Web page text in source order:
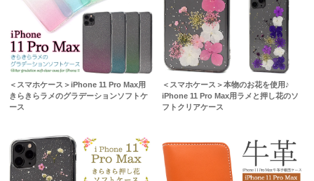
＜スマホケース＞iPhone 11 Pro Max用
きらきらラメのグラデーションソフトケ
ース
＜スマホケース＞本物のお花を使用♪
iPhone 11 Pro Max用ラメと押し花のソ
フトクリアケース